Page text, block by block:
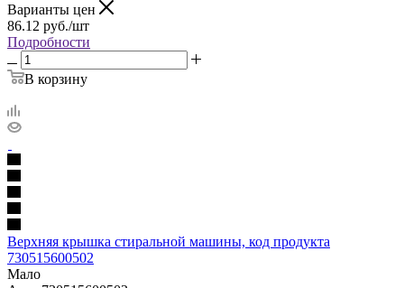
Варианты цен
86.12 руб./шт
Подробности
В корзину
Верхняя крышка стиральной машины, код продукта
730515600502
Мало